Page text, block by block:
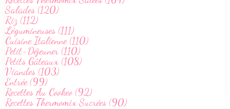
Salades (120)
Riz (112)
Légumineuses (111)
Cuisine Italienne (110)
Petit-Déjeuner (110)
Petits Gâteaux (108)
Viandes (103)
Entrée (99)
Recettes Au Cookeo (92)
Recettes Thermomix Sucrées (90)